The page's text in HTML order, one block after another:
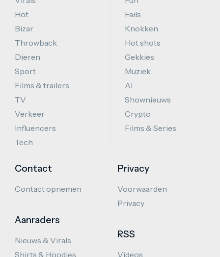
Hot
Bizar
Throwback
Dieren
Sport
Films & trailers
TV
Verkeer
Influencers
Tech
Fails
Knokken
Hot shots
Gekkies
Muziek
AI
Shownieuws
Crypto
Films & Series
Contact
Contact opnemen
Aanraders
Nieuws & Virals
Shirts & Hoodies
Privacy
Voorwaarden
Privacy
RSS
Videos